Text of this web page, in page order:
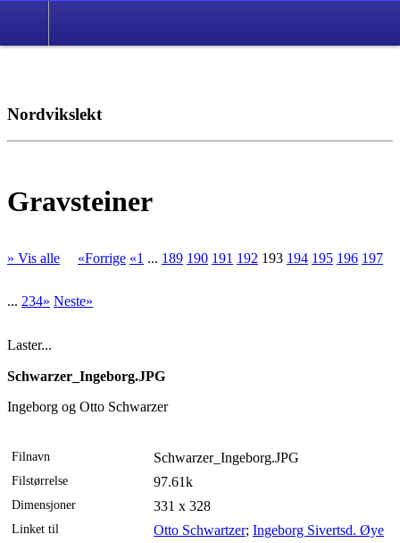
Nordvikslekt
Gravsteiner
» Vis alle «Forrige «1 ... 189 190 191 192 193 194 195 196 197
... 234» Neste»
Laster...
Schwarzer_Ingeborg.JPG
Ingeborg og Otto Schwarzer
Filnavn Schwarzer_Ingeborg.JPG
Filstørrelse 97.61k
Dimensjoner 331 x 328
Linket til Otto Schwartzer; Ingeborg Sivertsd. Øye